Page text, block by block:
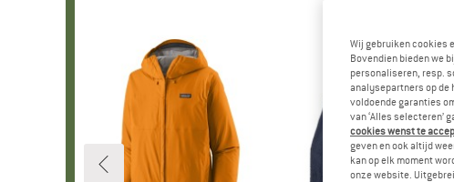
Wij gebruiken cookies
Bovendien bieden we
personaliseren, resp.
analysepartners op de
voldoende garanties
van ‘Alles selecteren’
cookies wenst te
geven en ook altijd
kan op elk moment
onze website.